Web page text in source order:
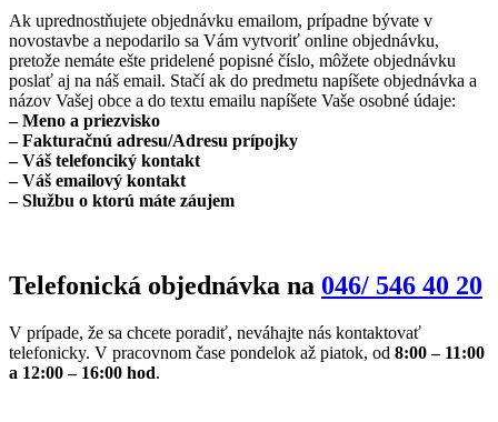
Ak uprednostňujete objednávku emailom, prípadne bývate v
novostavbe a nepodarilo sa Vám vytvoriť online objednávku,
pretože nemáte ešte pridelené popisné číslo, môžete objednávku
poslať aj na náš email. Stačí ak do predmetu napíšete objednávka a
názov Vašej obce a do textu emailu napíšete Vaše osobné údaje:
– Meno a priezvisko
– Fakturačnú adresu/Adresu prípojky
– Váš telefonciký kontakt
– Váš emailový kontakt
– Službu o ktorú máte záujem
Telefonická objednávka na 046/ 546 40 20
V prípade, že sa chcete poradiť, neváhajte nás kontaktovať
telefonicky. V pracovnom čase pondelok až piatok, od 8:00 – 11:00
a 12:00 – 16:00 hod.